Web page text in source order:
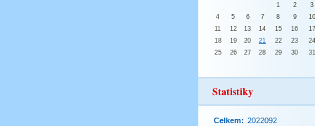
1 2
3
4
5 6 7 8 9
10
11
12 13 14 15 16
17
18
19 20 21 22 23
24
25
26 27 28 29 30 31
Statistiky
Celkem: 2022092